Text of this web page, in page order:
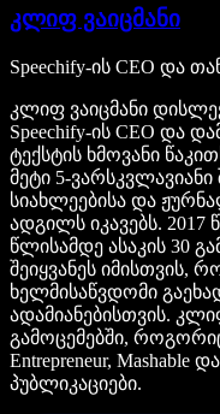
კლიფ ვაიცმანი
Speechify-ის CEO და
კლიფ ვაიცმანი
Speechify-ის CEO და
ტექსტის ხმოვანი
მეტი 5-ვარსკვლავიანი
სიახლეებისა და
ადგილს იკავებს. 2017
წლისამდე ასაკის 30
შეიყვანეს იმისთვის,
ხელმისაწვდომი
ადამიანებისთვის.
გამოცემებში,
Entrepreneur, Mashable
პუბლიკაციები.